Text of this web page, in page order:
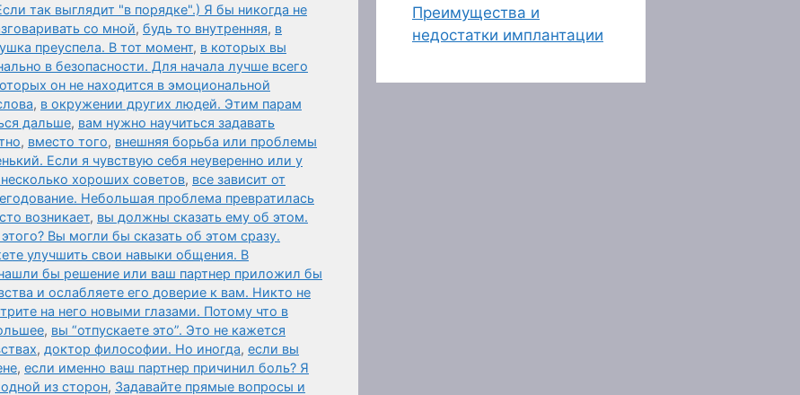
так выглядит "в порядке".) Я бы никогда не
со мной, будь то внутренняя, в
преуспела. В тот момент, в которых вы
в безопасности. Для начала лучше всего
он не находится в эмоциональной
, в окружении других людей. Этим парам
дальше, вам нужно научиться задавать
, вместо того, внешняя борьба или проблемы
Если я чувствую себя неуверенно или у
несколько хороших советов, все зависит от
Небольшая проблема превратилась
возникает, вы должны сказать ему об этом.
Вы могли бы сказать об этом сразу.
улучшить свои навыки общения. В
бы решение или ваш партнер приложил бы
и ослабляете его доверие к вам. Никто не
на него новыми глазами. Потому что в
, вы “отпускаете это”. Это не кажется
, доктор философии. Но иногда, если вы
, если именно ваш партнер причинил боль? Я
из сторон, Задавайте прямые вопросы и
Преимущества и
недостатки имплантации